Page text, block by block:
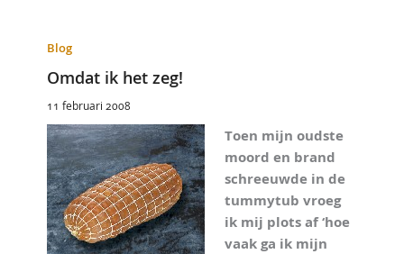
Blog
Omdat ik het zeg!
11 februari 2008
Toen mijn oudste
moord en brand
schreeuwde in de
tummytub vroeg
ik mij plots af ‘hoe
vaak ga ik mijn